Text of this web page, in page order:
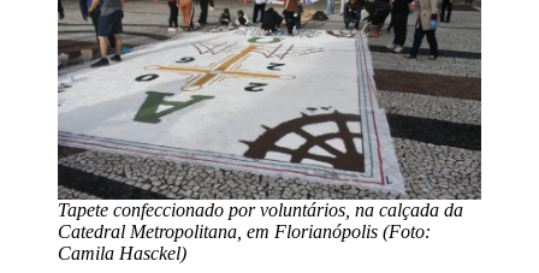
Tapete confeccionado por voluntários, na calçada da
Catedral Metropolitana, em Florianópolis (Foto:
Camila Hasckel)